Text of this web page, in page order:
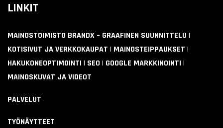
LINKIT
MAINOSTOIMISTO BRANDX – GRAAFINEN SUUNNITTELU |
KOTISIVUT JA VERKKOKAUPAT | MAINOSTEIPPAUKSET |
HAKUKONEOPTIMOINTI | SEO | GOOGLE MARKKINOINTI |
MAINOSKUVAT JA VIDEOT
PALVELUT
TYÖNÄYTTEET